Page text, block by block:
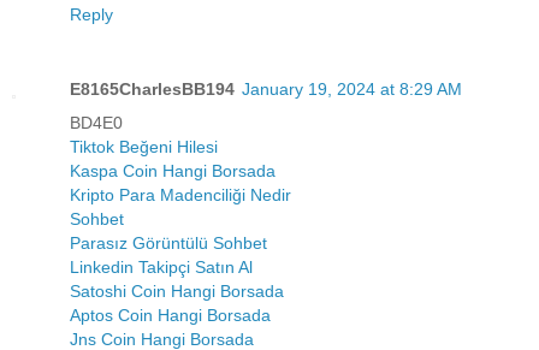
Reply
E8165CharlesBB194 January 19, 2024 at 8:29 AM
BD4E0
Tiktok Beğeni Hilesi
Kaspa Coin Hangi Borsada
Kripto Para Madenciliği Nedir
Sohbet
Parasız Görüntülü Sohbet
Linkedin Takipçi Satın Al
Satoshi Coin Hangi Borsada
Aptos Coin Hangi Borsada
Jns Coin Hangi Borsada